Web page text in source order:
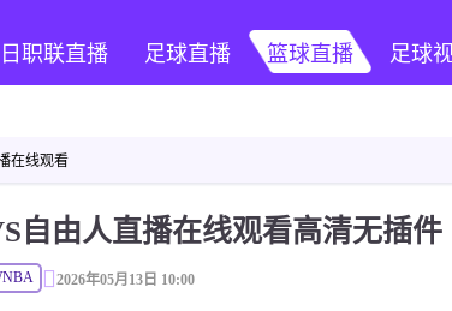
日职联直播 足球直播 篮球直播 足球
在线观看
自由人直播在线观看高清无插件
2026年05月13日 10:00